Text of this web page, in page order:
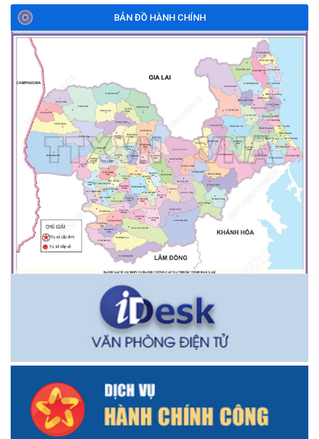
BẢN ĐỒ HÀNH CHÍNH